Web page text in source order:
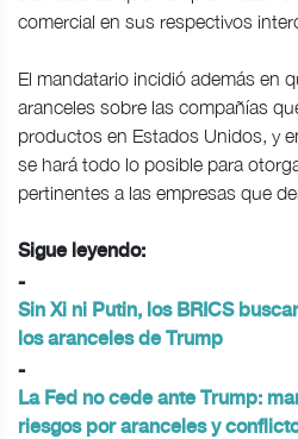
comercial en sus respectivos
El mandatario incidió además en
aranceles sobre las compañías
productos en Estados Unidos, y
se hará todo lo posible para
pertinentes a las empresas que
Sigue leyendo:
-
Sin Xi ni Putin, los BRICS
los aranceles de Trump
-
La Fed no cede ante Trump:
riesgos por aranceles y